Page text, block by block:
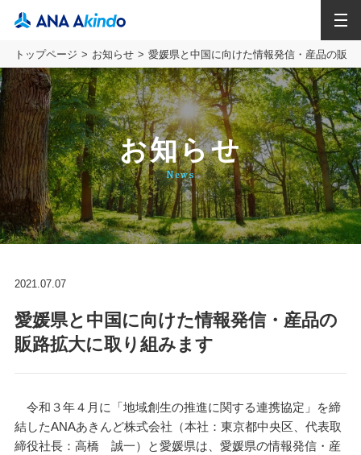
トップページ お知らせ 愛媛県と中国に向けた情報発信・産品の販
お知らせ
News
2021.07.07
愛媛県と中国に向けた情報発信・産品の
販路拡大に取り組みます
令和３年４月に「地域創生の推進に関する連携協定」を締
結したANAあきんど株式会社（本社：東京都中央区、代表取
締役社長：高橋 誠一）と愛媛県は、愛媛県の情報発信・産